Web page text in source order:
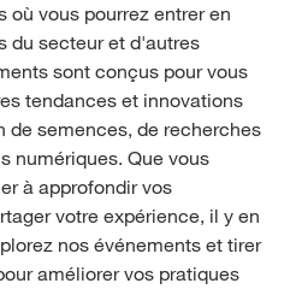
vous pourrez entrer en
du secteur et d'autres
sont conçus pour vous
tendances et innovations
de semences, de recherches
numériques. Que vous
à approfondir vos
votre expérience, il y en
nos événements et tirer
améliorer vos pratiques